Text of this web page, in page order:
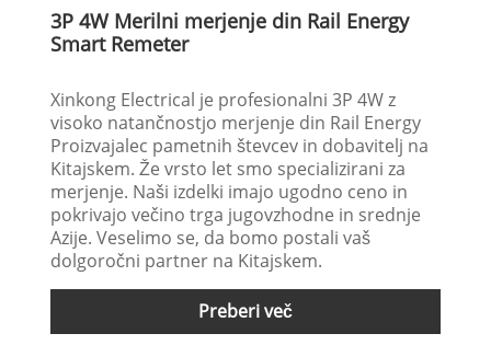
3P 4W Merilni merjenje din Rail Energy
Smart Remeter
Xinkong Electrical je profesionalni 3P 4W z
visoko natančnostjo merjenje din Rail Energy
Proizvajalec pametnih števcev in dobavitelj na
Kitajskem. Že vrsto let smo specializirani za
merjenje. Naši izdelki imajo ugodno ceno in
pokrivajo večino trga jugovzhodne in srednje
Azije. Veselimo se, da bomo postali vaš
dolgoročni partner na Kitajskem.
Preberi več